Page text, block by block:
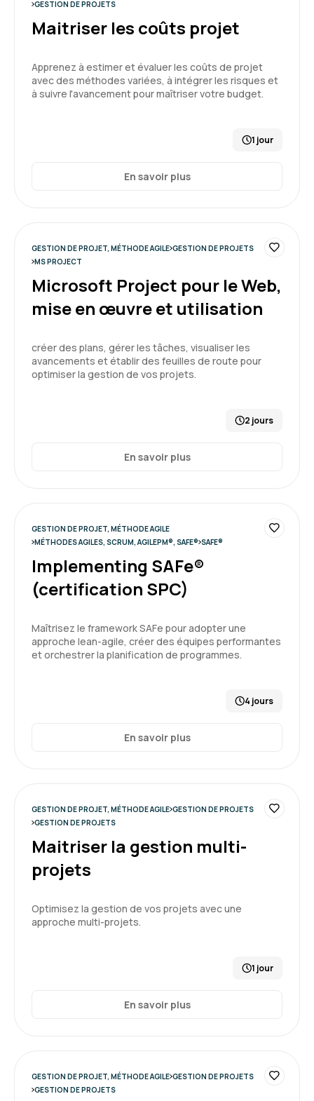
(certification ScrumMaster PSM I)
Alexandre V. Le 08/04/2026
Niveau I (certification ProductOwner PSPO I)
Formation très intéressante, clair et
Formation : Devenir responsable de Produit Agile
Niveau I (certification ProductOwner PSPO I)
Formation : Devenir développeur Agile (Certification
Guillaume J. Le 01/04/2026
instructeur de qualité qui donne pas mal
Formation : Devenir développeur Agile (Certification
MELINA V.
Très bien, très compréhensible, super de
pouvoir faire des exercices pratiques
Formation : Devenir développeur Agile (Certification
Scrum Developer PSD)
Formation : Devenir développeur Agile (Certification
GESTION DE PROJETS
Maitriser les coûts projet
Apprenez à estimer et évaluer les coûts de projet
avec des méthodes variées, à intégrer les risques et
à suivre l'avancement pour maîtriser votre budget.
1 jour
En savoir plus
GESTION DE PROJET, MÉTHODE AGILE GESTION DE PROJETS
MS PROJECT
Microsoft Project pour le Web,
mise en œuvre et utilisation
créer des plans, gérer les tâches, visualiser les
avancements et établir des feuilles de route pour
optimiser la gestion de vos projets.
2 jours
En savoir plus
GESTION DE PROJET, MÉTHODE AGILE
MÉTHODES AGILES, SCRUM, AGILEPM®, SAFE® SAFE®
Implementing SAFe®
(certification SPC)
Maîtrisez le framework SAFe pour adopter une
approche lean-agile, créer des équipes performantes
et orchestrer la planification de programmes.
4 jours
En savoir plus
GESTION DE PROJET, MÉTHODE AGILE GESTION DE PROJETS
GESTION DE PROJETS
Maitriser la gestion multi-
projets
Optimisez la gestion de vos projets avec une
approche multi-projets.
1 jour
En savoir plus
GESTION DE PROJET, MÉTHODE AGILE GESTION DE PROJETS
GESTION DE PROJETS